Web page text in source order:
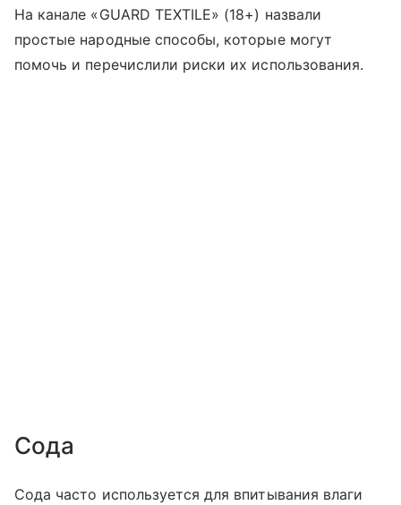
На канале «GUARD TEXTILE» (18+) назвали
простые народные способы, которые могут
помочь и перечислили риски их использования.
Сода
Сода часто используется для впитывания влаги